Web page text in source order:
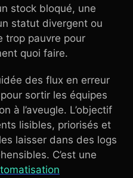
stock bloqué, une
statut divergent ou
trop pauvre pour
quoi faire.
des flux en erreur
sortir les équipes
à l’aveugle. L’objectif
lisibles, priorisés et
laisser dans des logs
C’est une